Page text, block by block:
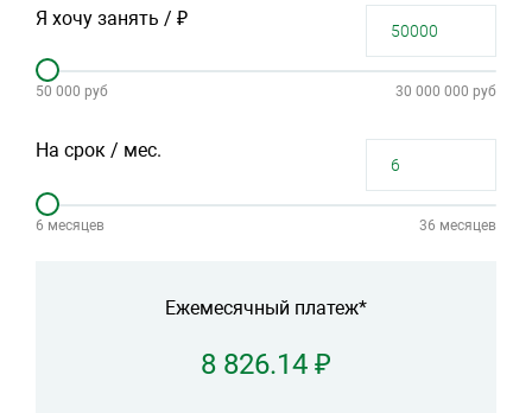
Я хочу занять / ₽
50 000 руб 30 000 000 руб
На срок / мес.
6 месяцев 36 месяцев
Ежемесячный платеж*
8 826.14 ₽